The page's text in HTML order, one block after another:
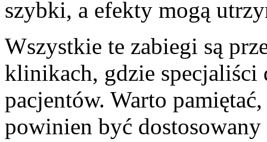
szybki, a efekty mogą
Wszystkie te zabiegi są
klinikach, gdzie specjaliści
pacjentów. Warto
powinien być